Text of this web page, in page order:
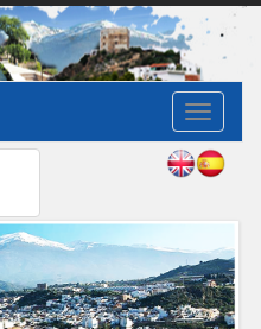
Toggle